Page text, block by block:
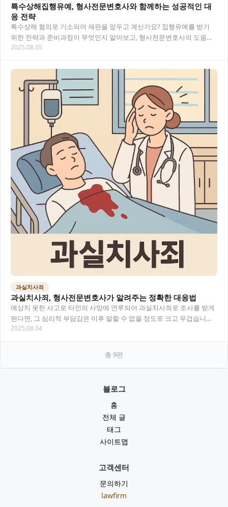
특수상해집행유예, 형사전문변호사와 함께하는 성공적인 대
응 전략
특수상해 혐의로 기소되어 재판을 앞두고 계신가요? 집행유예를 받기
위한 전략과 준비과정이 무엇인지 알아보고, 형사전문변호사의 도움을
통해 어떻게 유리한 판결을 이끌어낼 수 있는지…
2025.08.05
과실치사죄
과실치사죄, 형사전문변호사가 알려주는 정확한 대응법
예상치 못한 사고로 타인의 사망에 연루되어 과실치사죄로 조사를 받게
된다면, 그 심리적 부담감은 이루 말할 수 없을 정도로 크고 무겁습니다.
과실치사죄는 실수로 발생했다 하더라도…
2025.08.04
총 9편
블로그
홈
전체 글
태그
사이트맵
고객센터
문의하기
lawfirm